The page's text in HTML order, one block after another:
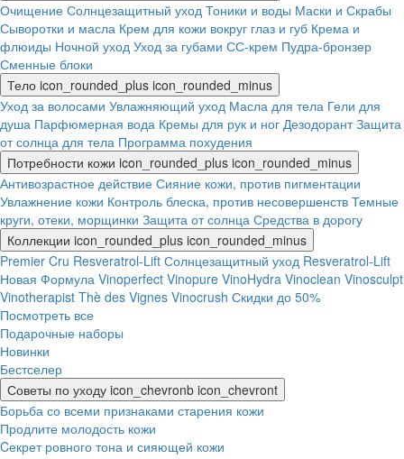
Очищение Солнцезащитный уход Тоники и воды Маски и Скрабы
Сыворотки и масла Крем для кожи вокруг глаз и губ Крема и
флюиды Ночной уход Уход за губами СС-крем Пудра-бронзер
Сменные блоки
Тело icon_rounded_plus icon_rounded_minus
Уход за волосами Увлажняющий уход Масла для тела Гели для
душа Парфюмерная вода Кремы для рук и ног Дезодорант Защита
от солнца для тела Программа похудения
Потребности кожи icon_rounded_plus icon_rounded_minus
Антивозрастное действие Сияние кожи, против пигментации
Увлажнение кожи Контроль блеска, против несовершенств Темные
круги, отеки, морщинки Защита от солнца Средства в дорогу
Коллекции icon_rounded_plus icon_rounded_minus
Premier Cru Resveratrol-Lift Солнцезащитный уход Resveratrol-Lift
Новая Формула Vinoperfect Vinopure VinoHydra Vinoclean Vinosculpt
Vinotherapist Thè des Vignes Vinocrush Скидки до 50%
Посмотреть все
Подарочные наборы
Новинки
Бестселер
Советы по уходу icon_chevronb icon_chevront
Борьба со всеми признаками старения кожи
Продлите молодость кожи
Cекрет ровного тона и сияющей кожи